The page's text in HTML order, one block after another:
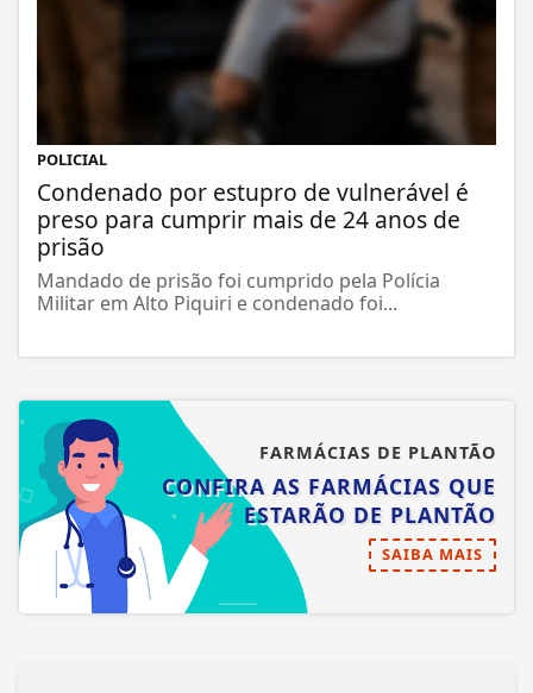
POLICIAL
Condenado por estupro de vulnerável é
preso para cumprir mais de 24 anos de
prisão
Mandado de prisão foi cumprido pela Polícia
Militar em Alto Piquiri e condenado foi...
FARMÁCIAS DE PLANTÃO
CONFIRA AS FARMÁCIAS QUE
ESTARÃO DE PLANTÃO
SAIBA MAIS